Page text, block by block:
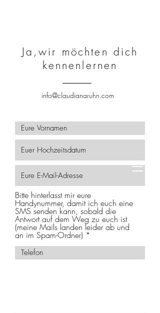
Ja,wir möchten dich
kennenlernen
info@claudianaruhn.com
Bitte hinterlasst mir eure
Handynummer, damit ich euch eine
SMS senden kann, sobald die
Antwort auf dem Weg zu euch ist
(meine Mails landen leider ab und
an im Spam-Ordner)